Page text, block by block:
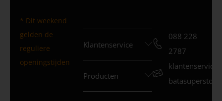
* Dit weekend
gelden de
reguliere
openingstijden
Klantenservice
Producten
088 228
2787